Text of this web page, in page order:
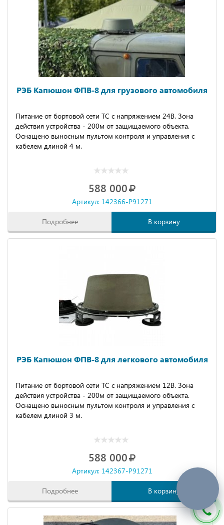
РЭБ Капюшон ФПВ-8 для грузового автомобиля
Питание от бортовой сети ТС с напряжением 24В. Зона
действия устройства - 200м от защищаемого объекта.
Оснащено выносным пультом контроля и управления с
кабелем длиной 4 м.
588 000
Артикул: 142366-P91271
Подробнее В корзину
РЭБ Капюшон ФПВ-8 для легкового автомобиля
Питание от бортовой сети ТС с напряжением 12В. Зона
действия устройства - 200м от защищаемого объекта.
Оснащено выносным пультом контроля и управления с
кабелем длиной 3 м.
588 000
Артикул: 142367-P91271
Подробнее В корзину